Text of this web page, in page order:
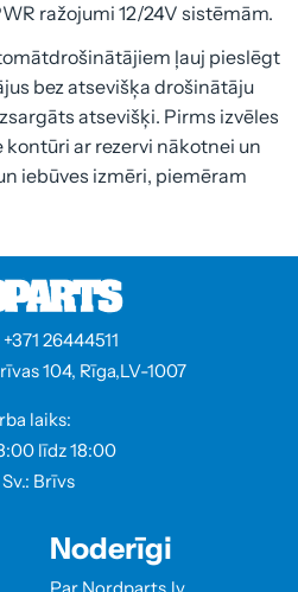
ražojumi 12/24V sistēmām.
ļauj pieslēgt
bez atsevišķa drošinātāju
atsevišķi. Pirms izvēles
ar rezervi nākotnei un
iebūves izmēri, piemēram
26444511
104, Rīga,LV-1007
laiks:
līdz 18:00
Brīvs
Noderīgi